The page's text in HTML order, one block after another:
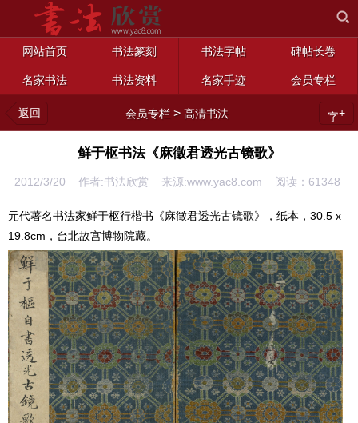
网站首页 书法篆刻 书法字帖 碑帖长卷
名家书法 书法资料 名家手迹 会员专栏
返回 会员专栏 >高清书法 字+
鲜于枢书法《麻徵君透光古镜歌》
2012/3/20 作者:书法欣赏 来源:www.yac8.com 阅读： 61348
元代著名书法家鲜于枢行楷书《麻徵君透光古镜歌》，纸本，30.5 x
19.8cm，台北故宫博物院藏。